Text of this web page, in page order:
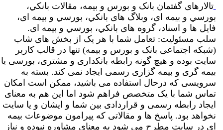
تالارهای گفتمان بانک و بورس و بیمه، مقالات بانکي،
بورسي و بیمه ای، وبلاگ های بانکي، بورسي و بیمه ای،
فایل ها و اسناد، گروه های بانکي، بورسي و بیمه ای.
سلب مسئولیت: تعامل شما با هر یک از بخش های شاب
(شبکه اجتماعی بانک و بورس و بیمه) تنها در قالب کاربر
سایت بوده و هیچ گونه رابطه بانکداری و مشتری، بورسی یا
بیمه گری و بیمه گزاری رسمی ایجاد نمی کند. بسته به
سرویسی که درحال استفاده می باشید، ممکن است امکان
تماس شما با یک متخصص فراهم شود اما این هم به معنای
ایجاد رابطه رسمی و قراردادی بین شما و ایشان و یا سایت
نخواهد بود. پاسخ ها و مقالاتی که پیرامون موضوعات بیمه
ای در سایت مطرح می شود به معنای مشاوره نبوده و نیاز